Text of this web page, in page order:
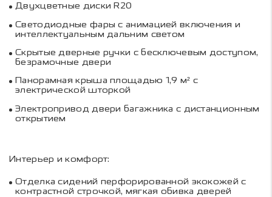
Двухцветные диски R20
Светодиодные фары с анимацией включения и
интеллектуальным дальним светом
Скрытые дверные ручки с бесключевым доступом,
безрамочные двери
Панорамная крыша площадью 1,9 м² с
электрической шторкой
Электропривод двери багажника с дистанционным
открытием
Интерьер и комфорт:
Отделка сидений перфорированной экокожей с
контрастной строчкой, мягкая обивка дверей